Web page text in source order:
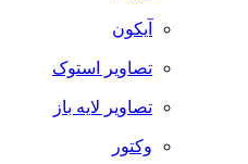
آیکون
تصاویر استوک
تصاویر لایه باز
وکتور